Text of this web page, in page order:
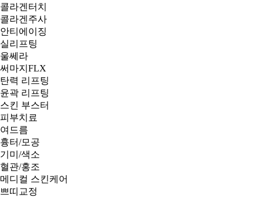
콜라겐터치
콜라겐주사
안티에이징
실리프팅
울쎄라
써마지FLX
탄력 리프팅
윤곽 리프팅
스킨 부스터
피부치료
여드름
흉터/모공
기미/색소
혈관/홍조
메디컬 스킨케어
쁘띠교정